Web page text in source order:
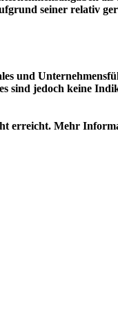
seiner relativ
und
sind jedoch keine
erreicht. Mehr